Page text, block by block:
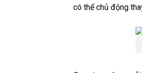
có thể chủ động